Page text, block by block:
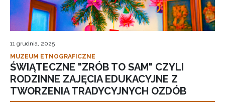
11 grudnia, 2025
MUZEUM ETNOGRAFICZNE
ŚWIĄTECZNE "ZRÓB TO SAM" CZYLI
RODZINNE ZAJĘCIA EDUKACYJNE Z
TWORZENIA TRADYCYJNYCH OZDÓB